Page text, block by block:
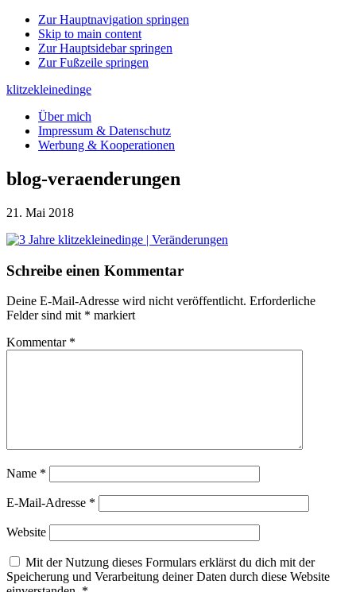
Zur Hauptnavigation springen
Skip to main content
Zur Hauptsidebar springen
Zur Fußzeile springen
klitzekleinedinge
Über mich
Impressum & Datenschutz
Werbung & Kooperationen
blog-veraenderungen
21. Mai 2018
Leser-
Schreibe einen Kommentar
Deine E-Mail-Adresse wird nicht veröffentlicht. Erforderliche
Felder sind mit * markiert
Kommentar *
Name *
E-Mail-Adresse *
Website
Mit der Nutzung dieses Formulars erklärst du dich mit der
Speicherung und Verarbeitung deiner Daten durch diese Website